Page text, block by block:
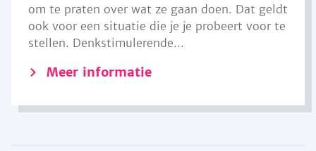
om te praten over wat ze gaan doen. Dat geldt
ook voor een situatie die je je probeert voor te
stellen. Denkstimulerende...
Meer informatie